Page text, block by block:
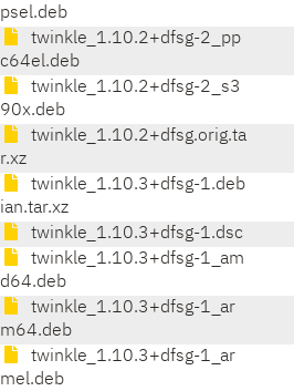
psel.deb
twinkle_1.10.2+dfsg-2_pp
c64el.deb
twinkle_1.10.2+dfsg-2_s3
90x.deb
twinkle_1.10.2+dfsg.orig.ta
r.xz
twinkle_1.10.3+dfsg-1.deb
ian.tar.xz
twinkle_1.10.3+dfsg-1.dsc
twinkle_1.10.3+dfsg-1_am
d64.deb
twinkle_1.10.3+dfsg-1_ar
m64.deb
twinkle_1.10.3+dfsg-1_ar
mel.deb